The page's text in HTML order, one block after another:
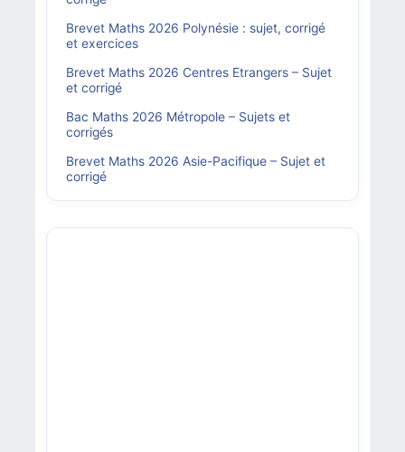
Brevet Maths 2026 Polynésie : sujet, corrigé
et exercices
Brevet Maths 2026 Centres Etrangers – Sujet
et corrigé
Bac Maths 2026 Métropole – Sujets et
corrigés
Brevet Maths 2026 Asie-Pacifique – Sujet et
corrigé